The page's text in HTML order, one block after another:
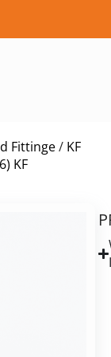
Fittinge/ KF
KF